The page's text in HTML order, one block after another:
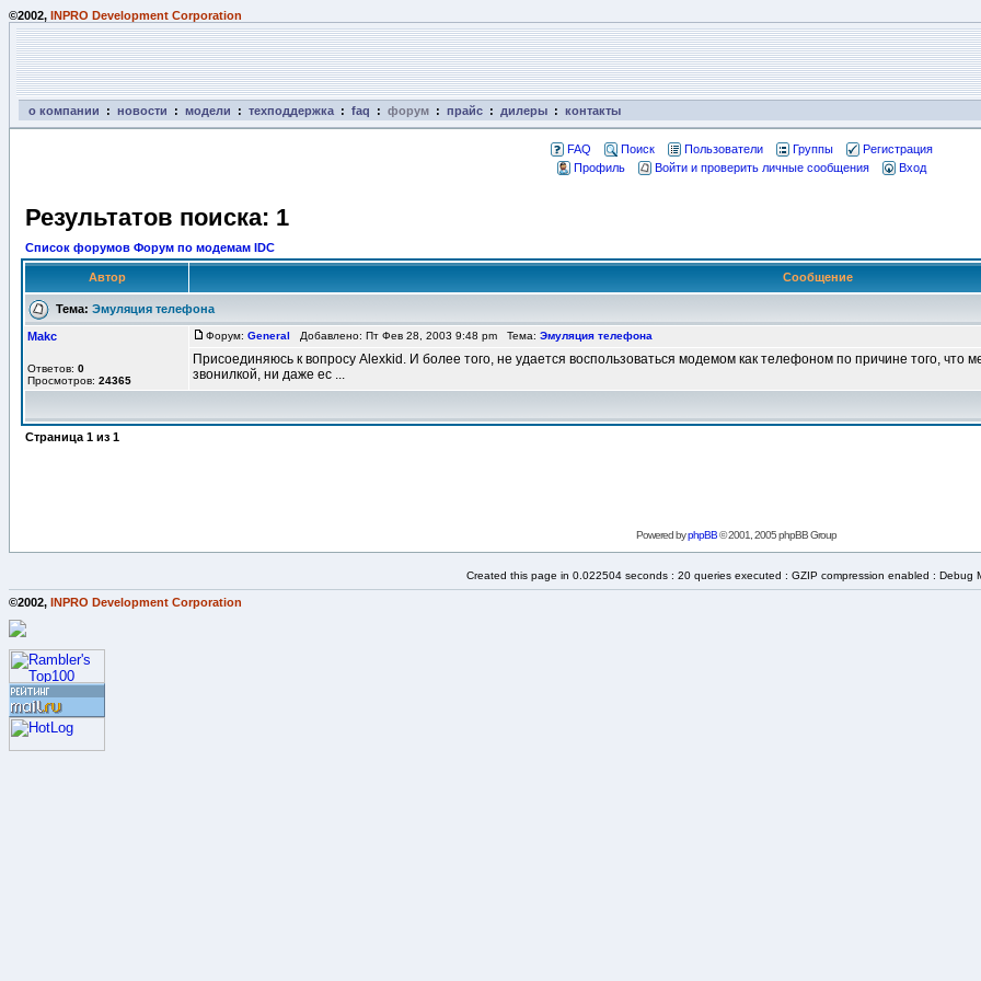
©2002, INPRO Development Corporation
о компании : новости : модели : техподдержка : faq : форум : прайс : дилеры : контакты
FAQ Поиск Пользователи Группы
Регистрация
Профиль
Войти и проверить личные сообщения Вход
Результатов поиска: 1
Список форумов Форум по модемам IDC
Автор Сообщение
Тема: Эмуляция телефона
Makc
Ответов: 0
Просмотров: 24365
Форум: General Добавлено: Пт Фев 28, 2003 9:48 pm Тема: Эмуляция телефона
Присоединяюсь к вопросу Alexkid. И более того, не удается воспользоваться модемом как телефоном по причине того,
звонилкой, ни даже ес ...
Страница 1 из 1
Powered byphpBB© 2001, 2005 phpBB Group
Created this page in 0.022504 seconds : 20 queries executed : GZIP compression enabled : Debug
©2002, INPRO Development Corporation